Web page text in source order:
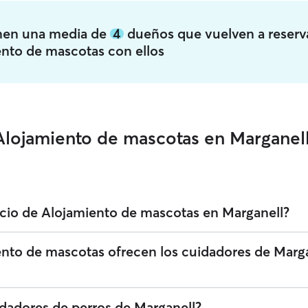
una media de 4dueños que vuelven a
de mascotas con ellos
de mascotas en Marganell
de Alojamiento de mascotas en Marganell?
servicios de Alojamiento de mascotas en Marganell. Puedes
encontrar al cuidador perfecto cerca de ti. Te recordamos que los
someterse a una verificación de identidad tanto para tu seguridad
de mascotas ofrecen los cuidadores de
de mascotas en Marganell que ofrecen una atención cariñosa